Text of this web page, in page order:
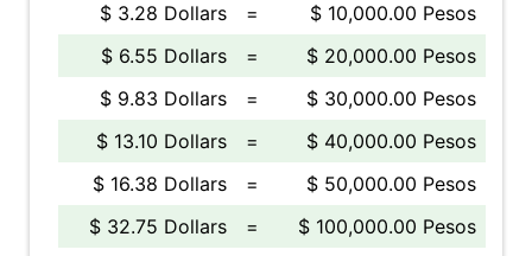
$ 3.28 Dollars
=
$ 10,000.00 Pesos
$ 6.55 Dollars
=
$ 20,000.00 Pesos
$ 9.83 Dollars
=
$ 30,000.00 Pesos
$ 13.10 Dollars
=
$ 40,000.00 Pesos
$ 16.38 Dollars
=
$ 50,000.00 Pesos
$ 32.75 Dollars
=
$ 100,000.00 Pesos